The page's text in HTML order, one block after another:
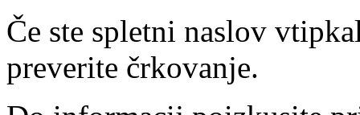
Če ste spletni naslov
preverite črkovanje.